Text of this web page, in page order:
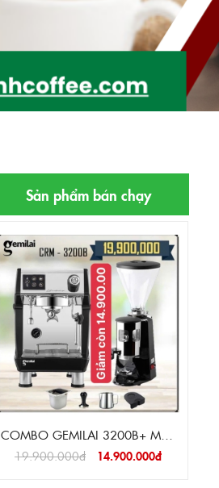
Sản phẩm bán chạy
18.500.000đ 15.000.000đ
COMBO GEMILAI 3200B+ MÁY
XAY N900
19.900.000đ 14.900.000đ